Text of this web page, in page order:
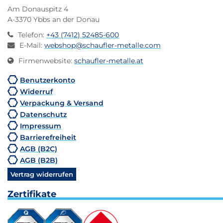
Am Donauspitz 4
A-3370 Ybbs an der Donau
Telefon: +43 (7412) 52485-600
E-Mail: webshop@schaufler-metalle.com
Firmenwebsite: schaufler-metalle.at
Benutzerkonto
Widerruf
Verpackung & Versand
Datenschutz
Impressum
Barrierefreiheit
AGB (B2C)
AGB (B2B)
Vertrag widerrufen
Zertifikate